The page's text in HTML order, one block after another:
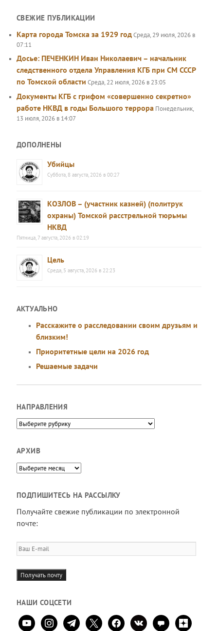
СВЕЖИЕ ПУБЛИКАЦИИ
Карта города Томска за 1929 годСреда, 29 июля, 2026 в
07:11
Досье: ПЕЧЕНКИН Иван Николаевич – начальник
следственного отдела Управления КГБ при СМ СССР
по Томской области Среда, 22 июля, 2026 в 23:05
Документы КГБ с грифом «совершенно секретно»
работе НКВД в годы Большого террора Понедельник,
13 июля, 2026 в 14:07
ДОПОЛНЕНЫ
Убийцы
Суббота, 8 августа, 2026 в 00:27
КОЗЛОВ – (участник казней) (политрук
охраны) Томской расстрельной тюрьмы
НКВД
Пятница, 7 августа, 2026 в 02:19
Цель
Среда, 5 августа, 2026 в 22:23
АКТУАЛЬНО
Расскажите о расследовании своим друзьям и
близким!
Приоритетные цели на 2026 год
Решаемые задачи
НАПРАВЛЕНИЯ
Направления
АРХИВ
Архив
ПОДПИШИТЕСЬ НА РАССЫЛКУ
Получайте свежие публикации по электронной
почте:
Ваш
E-
mail
Получать почту
НАШИ СОЦСЕТИ
youtubeinstagramtelegram
x facebookvkontaktecomment
zen-